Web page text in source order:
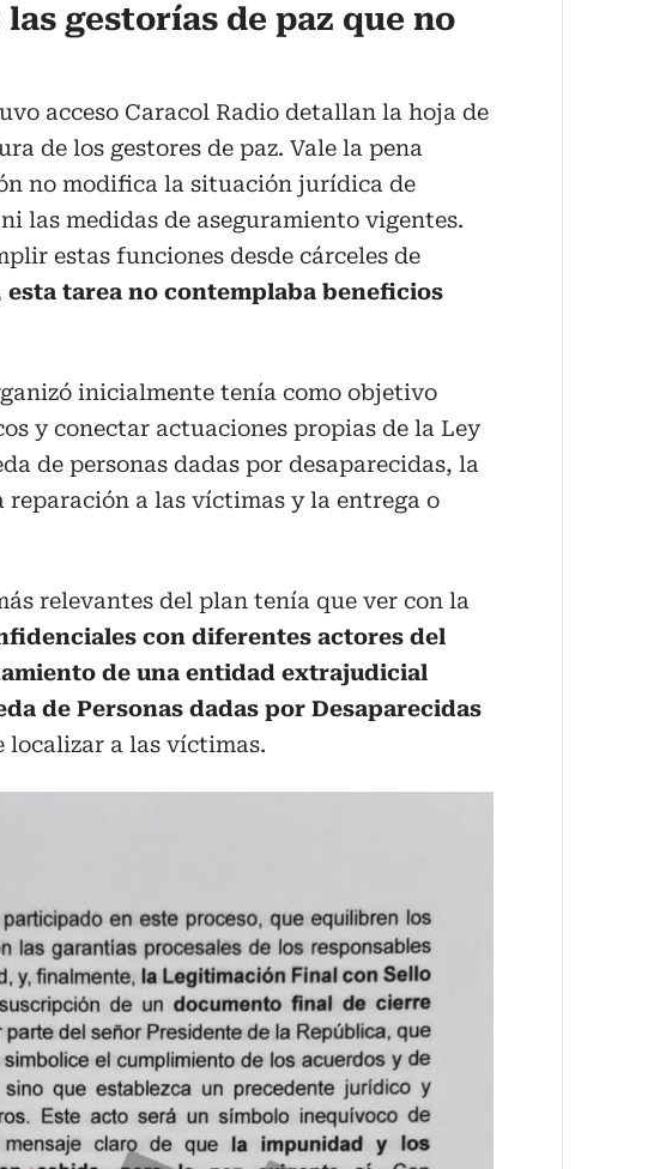
gestorías de paz que no
acceso Caracol Radio detallan la hoja de
de los gestores de paz. Vale la pena
no modifica la situación jurídica de
las medidas de aseguramiento vigentes.
estas funciones desde cárceles de
esta tarea no contemplaba beneficios
inicialmente tenía como objetivo
y conectar actuaciones propias de la Ley
de personas dadas por desaparecidas, la
a las víctimas y la entrega o
relevantes del plan tenía que ver con la
con diferentes actores del
de una entidad extrajudicial
de Personas dadas por Desaparecidas
localizar a las víctimas.